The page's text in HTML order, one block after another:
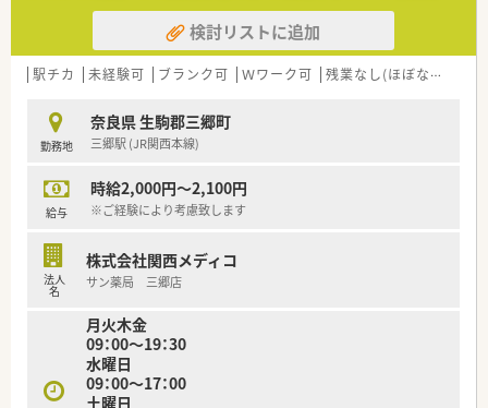
検討リストに追加
駅チカ 未経験可 ブランク可 Ｗワーク可 残業なし(ほぼなし含む)
勤務地
奈良県 生駒郡三郷町
三郷駅 (JR関西本線)
給与
時給2,000円～2,100円
※ご経験により考慮致します
法人
名
株式会社関西メディコ
サン薬局 三郷店
月火木金
09：00～19：30
水曜日
09：00～17：00
土曜日